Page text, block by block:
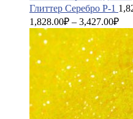
Глиттер Серебро P-1
1,828.00₽ – 3,427.00₽